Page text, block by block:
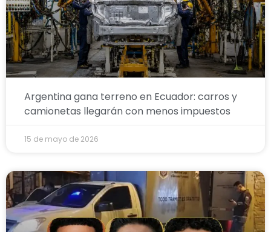
Argentina gana terreno en Ecuador: carros y
camionetas llegarán con menos impuestos
15 de mayo de 2026